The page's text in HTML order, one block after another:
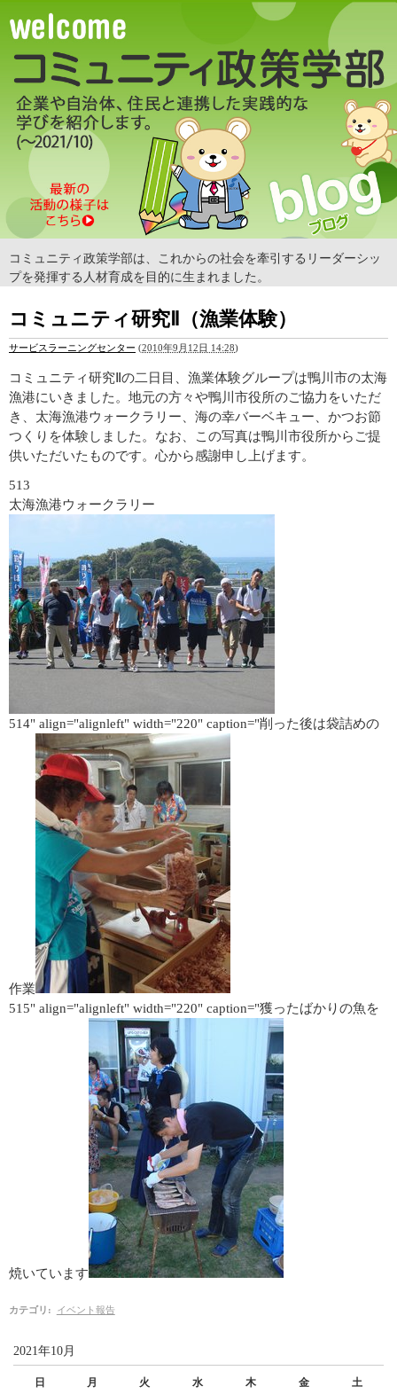
コミュニティ政策学部は、これからの社会を牽引するリーダーシッ
プを発揮する人材育成を目的に生まれました。
コミュニティ研究Ⅱ（漁業体験）
サービスラーニングセンター (2010年9月12日 14:28)
コミュニティ研究Ⅱの二日目、漁業体験グループは鴨川市の太海
漁港にいきました。地元の方々や鴨川市役所のご協力をいただ
き、太海漁港ウォークラリー、海の幸バーベキュー、かつお節
つくりを体験しました。なお、この写真は鴨川市役所からご提
供いただいたものです。心から感謝申し上げます。
513
太海漁港ウォークラリー
514" align="alignleft" width="220" caption="削った後は袋詰めの
作業
515" align="alignleft" width="220" caption="獲ったばかりの魚を
焼いています
カテゴリ : イベント報告
2021年10月
日 月 火 水 木 金
土